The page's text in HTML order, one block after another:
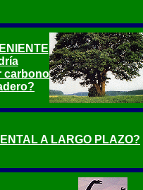
carbono
A LARGO PLAZO?